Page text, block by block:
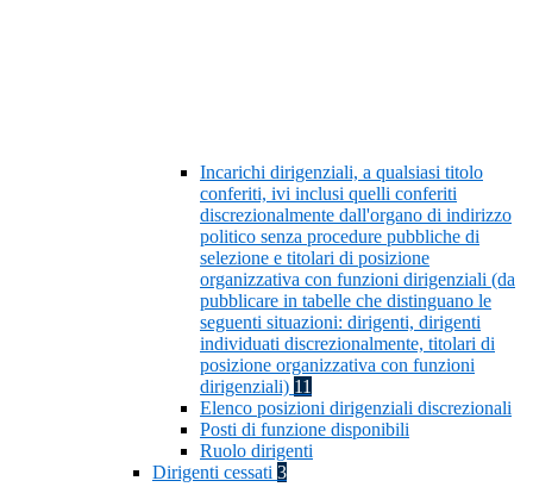
Incarichi dirigenziali, a qualsiasi titolo
conferiti, ivi inclusi quelli conferiti
discrezionalmente dall'organo di indirizzo
politico senza procedure pubbliche di
selezione e titolari di posizione
organizzativa con funzioni dirigenziali (da
pubblicare in tabelle che distinguano le
seguenti situazioni: dirigenti, dirigenti
individuati discrezionalmente, titolari di
posizione organizzativa con funzioni
dirigenziali) 11
Elenco posizioni dirigenziali discrezionali
Posti di funzione disponibili
Ruolo dirigenti
Dirigenti cessati 3